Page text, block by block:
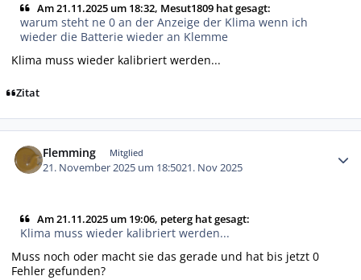
Am 21.11.2025 um 18:32, Mesut1809 hat gesagt:
warum steht ne 0 an der Anzeige der Klima wenn ich
wieder die Batterie wieder an Klemme
Klima muss wieder kalibriert werden...
Zitat
Flemming Mitglied
21. November 2025 um 18:5021. Nov 2025
Am 21.11.2025 um 19:06, peterg hat gesagt:
Klima muss wieder kalibriert werden...
Muss noch oder macht sie das gerade und hat bis jetzt 0
Fehler gefunden?